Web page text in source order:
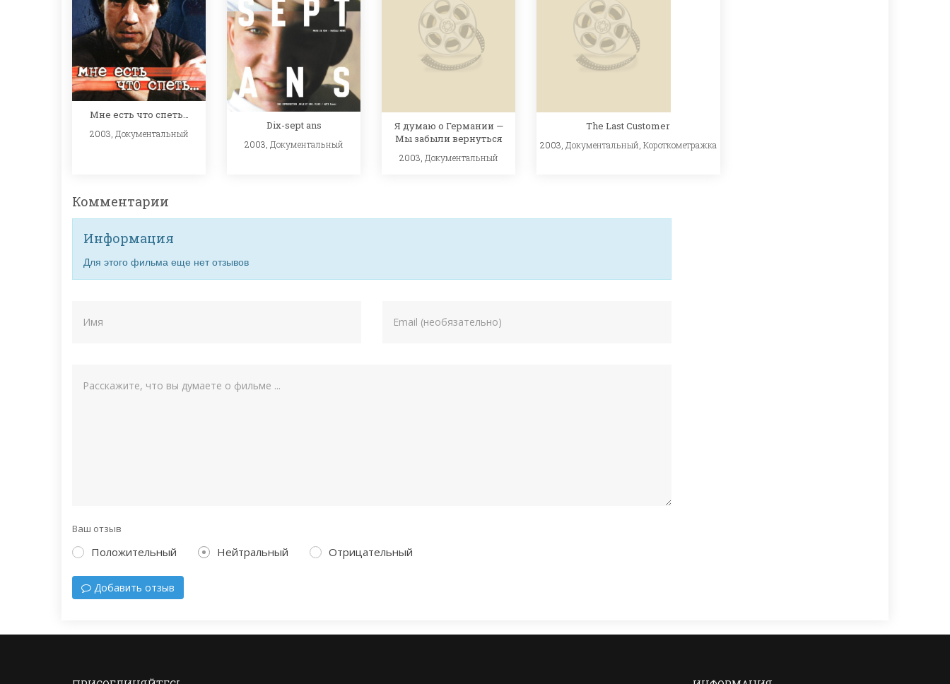
Мне есть что спеть…
2003, Документальный
Dix-sept ans
2003, Документальный
Я думаю о Германии —
Мы забыли вернуться
2003, Документальный
The Last Customer
2003, Документальный, Короткометражка
Комментарии
Информация
Для этого фильма еще нет отзывов
Ваш отзыв
Положительный Нейтральный Отрицательный
Добавить отзыв